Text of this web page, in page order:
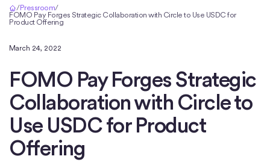
/Pressroom/
FOMO Pay Forges Strategic Collaboration with Circle to Use USDC for
Product Offering
March 24, 2022
FOMO Pay Forges Strategic
Collaboration with Circle to
Use USDC for Product
Offering